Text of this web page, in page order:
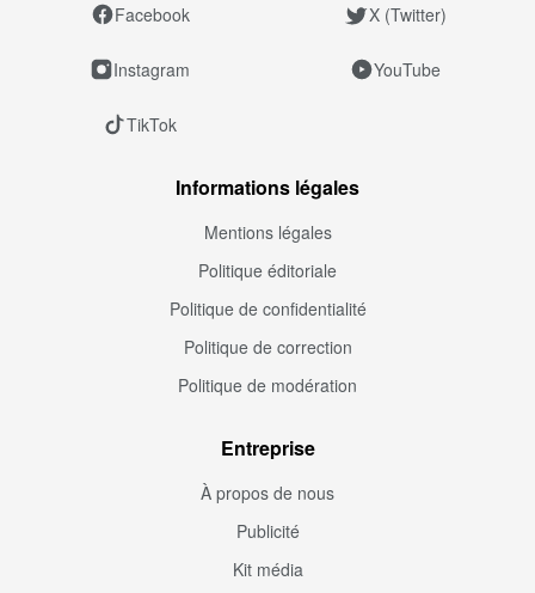
Facebook X (Twitter)
Instagram YouTube
TikTok
Informations légales
Mentions légales
Politique éditoriale
Politique de confidentialité
Politique de correction
Politique de modération
Entreprise
À propos de nous
Publicité
Kit média